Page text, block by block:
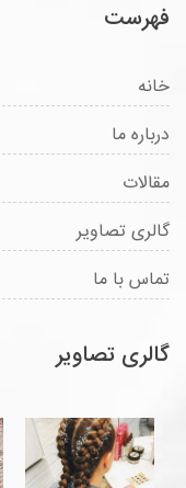
فهرست
خانه
درباره ما
مقالات
گالری تصاویر
تماس با ما
گالری تصاویر